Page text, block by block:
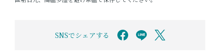
SNSでシェアする